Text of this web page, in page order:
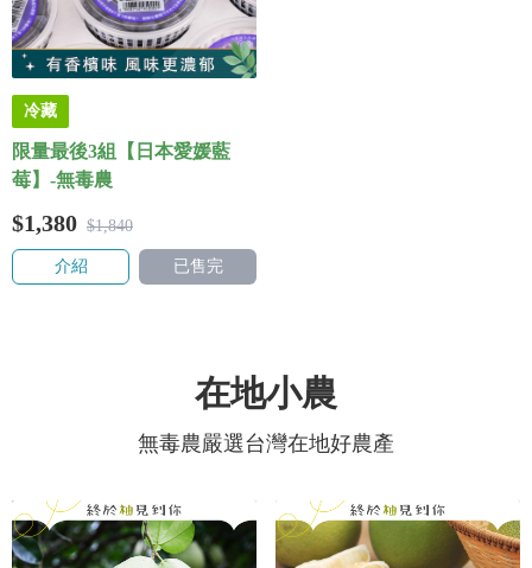
冷藏
限量最後3組【日本愛媛藍
莓】-無毒農
$1,380 $1,840
介紹 已售完
在地小農
無毒農嚴選台灣在地好農產